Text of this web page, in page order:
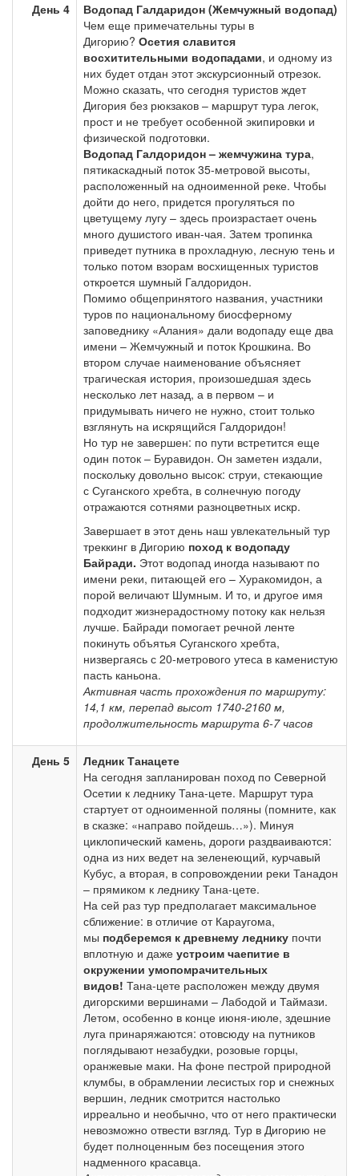
День 4
Водопад Галдаридон (Жемчужный водопад)
Чем еще примечательны туры в
Дигорию? Осетия славится
восхитительными водопадами, и одному из
них будет отдан этот экскурсионный отрезок.
Можно сказать, что сегодня туристов ждет
Дигория без рюкзаков – маршрут тура легок,
прост и не требует особенной экипировки и
физической подготовки.
Водопад Галдоридон – жемчужина тура,
пятикаскадный поток 35-метровой высоты,
расположенный на одноименной реке. Чтобы
дойти до него, придется прогуляться по
цветущему лугу – здесь произрастает очень
много душистого иван-чая. Затем тропинка
приведет путника в прохладную, лесную тень и
только потом взорам восхищенных туристов
откроется шумный Галдоридон.
Помимо общепринятого названия, участники
туров по национальному биосферному
заповеднику «Алания» дали водопаду еще два
имени – Жемчужный и поток Крошкина. Во
втором случае наименование объясняет
трагическая история, произошедшая здесь
несколько лет назад, а в первом – и
придумывать ничего не нужно, стоит только
взглянуть на искрящийся Галдоридон!
Но тур не завершен: по пути встретится еще
один поток – Буравидон. Он заметен издали,
поскольку довольно высок: струи, стекающие
с Суганского хребта, в солнечную погоду
отражаются сотнями разноцветных искр.
Завершает в этот день наш увлекательный тур
треккинг в Дигорию поход к водопаду
Байради. Этот водопад иногда называют по
имени реки, питающей его – Хуракомидон, а
порой величают Шумным. И то, и другое имя
подходит жизнерадостному потоку как нельзя
лучше. Байради помогает речной ленте
покинуть объятья Суганского хребта,
низвергаясь с 20-метрового утеса в каменистую
пасть каньона.
Активная часть прохождения по маршруту:
14,1 км, перепад высот 1740-2160 м,
продолжительность маршрута 6-7 часов
День 5
Ледник Танацете
На сегодня запланирован поход по Северной
Осетии к леднику Тана-цете. Маршрут тура
стартует от одноименной поляны (помните, как
в сказке: «направо пойдешь…»). Минуя
циклопический камень, дороги раздваиваются:
одна из них ведет на зеленеющий, курчавый
Кубус, а вторая, в сопровождении реки Танадон
– прямиком к леднику Тана-цете.
На сей раз тур предполагает максимальное
сближение: в отличие от Караугома,
мы подберемся к древнему леднику почти
вплотную и даже устроим чаепитие в
окружении умопомрачительных
видов! Тана-цете расположен между двумя
дигорскими вершинами – Лабодой и Таймази.
Летом, особенно в конце июня-июле, здешние
луга принаряжаются: отовсюду на путников
поглядывают незабудки, розовые горцы,
оранжевые маки. На фоне пестрой природной
клумбы, в обрамлении лесистых гор и снежных
вершин, ледник смотрится настолько
ирреально и необычно, что от него практически
невозможно отвести взгляд. Тур в Дигорию не
будет полноценным без посещения этого
надменного красавца.